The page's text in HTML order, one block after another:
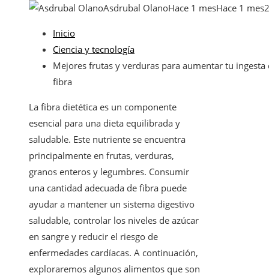
Asdrubal OlanoHace 1 mesHace 1 mes
Inicio
Ciencia y tecnología
Mejores frutas y verduras para aumentar tu ingesta
fibra
La fibra dietética es un componente
esencial para una dieta equilibrada y
saludable. Este nutriente se encuentra
principalmente en frutas, verduras,
granos enteros y legumbres. Consumir
una cantidad adecuada de fibra puede
ayudar a mantener un sistema digestivo
saludable, controlar los niveles de azúcar
en sangre y reducir el riesgo de
enfermedades cardíacas. A continuación,
exploraremos algunos alimentos que son